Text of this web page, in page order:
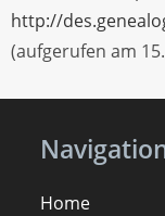
http://
(aufgerufen am
Home